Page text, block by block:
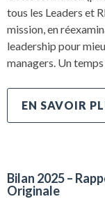
tous les Leaders et
mission, en
leadership pour
managers. Un
EN SAVOIR
Bilan 2025 –
Originale